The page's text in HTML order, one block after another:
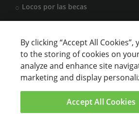
Locos por las becas
CENTROS DE FORMACIÓN
Anunciar cursos
USUARIOS
By clicking “Accept All Cookies”,
to the storing of cookies on
analyze and enhance site
marketing and display
Accept All Cookies